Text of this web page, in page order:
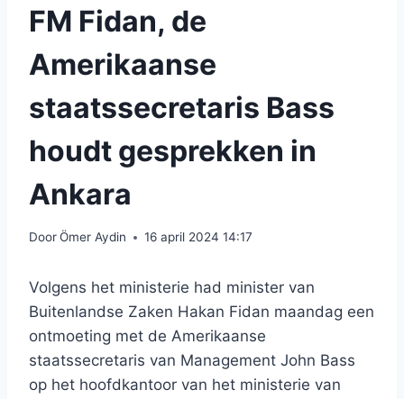
FM Fidan, de
Amerikaanse
staatssecretaris Bass
houdt gesprekken in
Ankara
DoorÖmer Aydin 16 april 2024 14:17
Volgens het ministerie had minister van
Buitenlandse Zaken Hakan Fidan maandag een
ontmoeting met de Amerikaanse
staatssecretaris van Management John Bass
op het hoofdkantoor van het ministerie van